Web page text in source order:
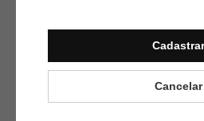
Cadastrar
Cancelar
Geraboão Da Silva